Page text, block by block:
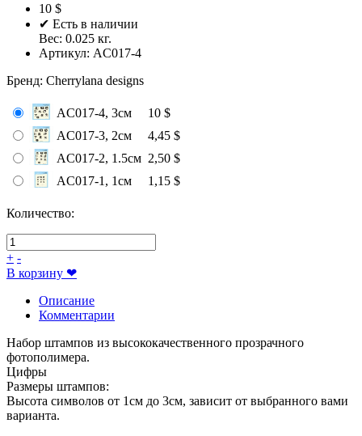
10 $
✔ Есть в наличии
Вес: 0.025 кг.
Артикул: AC017-4
Бренд: Cherrylana designs
AC017-4, 3см
10 $
AC017-3, 2см
4,45 $
AC017-2, 1.5см 2,50 $
AC017-1, 1см
1,15 $
Количество:
+ -
В корзину ❤
Описание
Комментарии
Набор штампов из высококачественного прозрачного
фотополимера.
Цифры
Размеры штампов:
Высота символов от 1см до 3см, зависит от выбранного вами
варианта.